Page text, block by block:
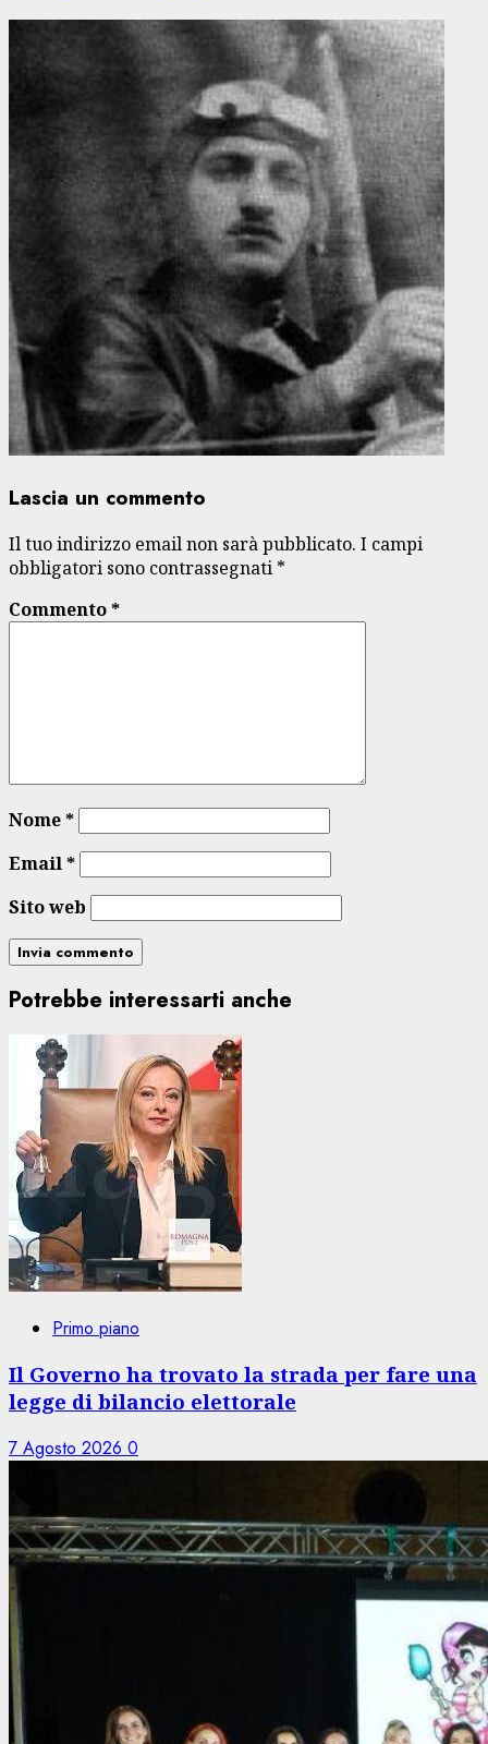
Lascia un commento
Il tuo indirizzo email non sarà pubblicato. I campi
obbligatori sono contrassegnati *
Commento*
Nome*
Email*
Sito web
Potrebbe interessarti anche
Primo piano
Il Governo ha trovato la strada per fare una
legge di bilancio elettorale
7 Agosto 2026 0